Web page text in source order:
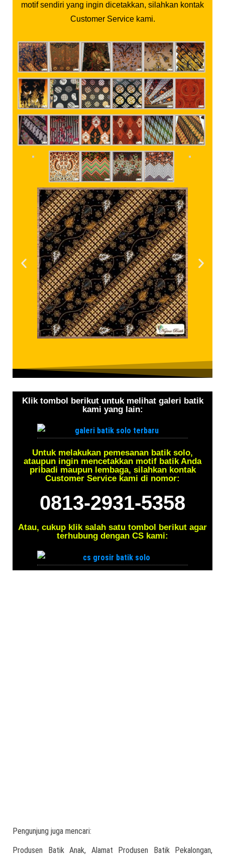
motif sendiri yang ingin dicetakkan, silahkan kontak
Customer Service kami.
Klik tombol berikut untuk melihat galeri batik
kami yang lain:
Untuk melakukan pemesanan batik solo,
ataupun ingin mencetakkan motif batik Anda
pribadi maupun lembaga, silahkan kontak
Customer Service kami di nomor:
0813-2931-5358
Atau, cukup klik salah satu tombol berikut agar
terhubung dengan CS kami:
Pengunjung juga mencari:
Produsen Batik Anak, Alamat Produsen Batik Pekalongan,